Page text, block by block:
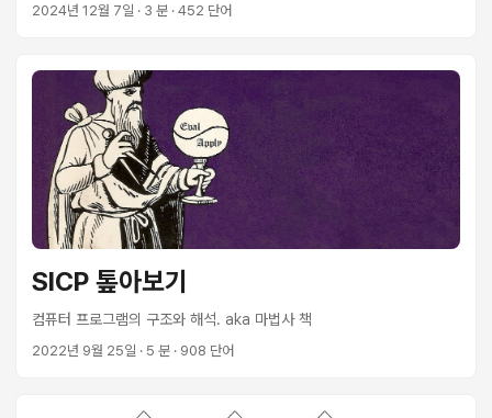
2024년 12월 7일 · 3 분 · 452 단어
SICP 톺아보기
컴퓨터 프로그램의 구조와 해석. aka 마법사 책
2022년 9월 25일 · 5 분 · 908 단어